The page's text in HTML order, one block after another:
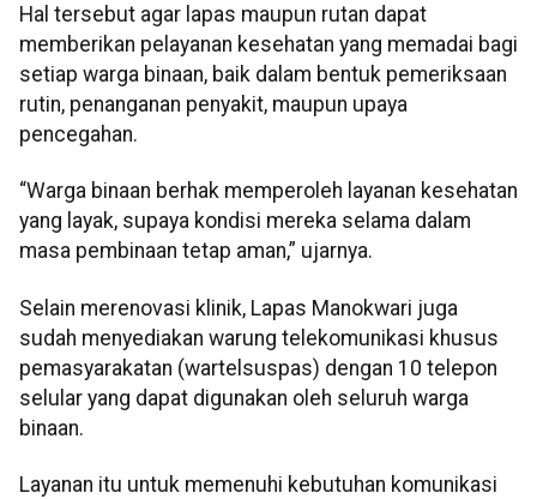
Hal tersebut agar lapas maupun rutan dapat
memberikan pelayanan kesehatan yang memadai bagi
setiap warga binaan, baik dalam bentuk pemeriksaan
rutin, penanganan penyakit, maupun upaya
pencegahan.
“Warga binaan berhak memperoleh layanan kesehatan
yang layak, supaya kondisi mereka selama dalam
masa pembinaan tetap aman,” ujarnya.
Selain merenovasi klinik, Lapas Manokwari juga
sudah menyediakan warung telekomunikasi khusus
pemasyarakatan (wartelsuspas) dengan 10 telepon
selular yang dapat digunakan oleh seluruh warga
binaan.
Layanan itu untuk memenuhi kebutuhan komunikasi